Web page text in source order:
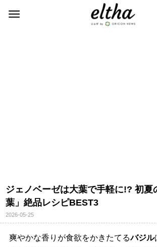
ジェノベーゼは大葉で手軽に!? 初夏
葉」絶品レシピBEST3
2026-05-25
爽やかな香りが食欲をかきたてるバジル